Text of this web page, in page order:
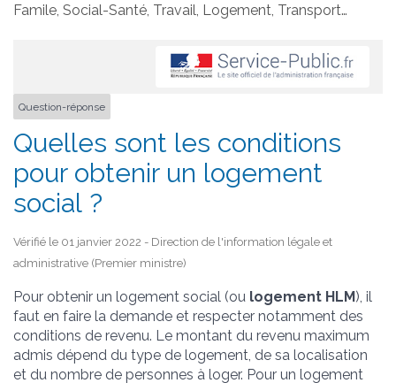
Famile, Social-Santé, Travail, Logement, Transport…
Question-réponse
Quelles sont les conditions
pour obtenir un logement
social ?
Vérifié le 01 janvier 2022 - Direction de l'information légale et
administrative (Premier ministre)
Pour obtenir un logement social (ou logement HLM ), il
faut en faire la demande et respecter notamment des
conditions de revenu. Le montant du revenu maximum
admis dépend du type de logement, de sa localisation
et du nombre de personnes à loger. Pour un logement